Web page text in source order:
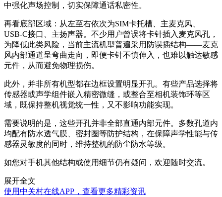
中强化声场控制，切实保障通话私密性。
再看底部区域：从左至右依次为SIM卡托槽、主麦克风、
USB-C接口、主扬声器。不少用户曾误将卡针插入麦克风孔，
为降低此类风险，当前主流机型普遍采用防误插结构——麦克
风内部通道呈弯曲走向，即便卡针不慎伸入，也难以触达敏感
元件，从而避免物理损伤。
此外，并非所有机型都在边框设置明显开孔。有些产品选择将
传感器或声学组件嵌入精密微缝，或整合至相机装饰环等区
域，既保持整机视觉统一性，又不影响功能实现。
需要说明的是，这些开孔并非全部直通内部元件。多数孔道内
均配有防水透气膜、密封圈等防护结构，在保障声学性能与传
感器灵敏度的同时，维持整机的防尘防水等级。
如您对手机其他结构或使用细节仍有疑问，欢迎随时交流。
展开全文
使用中关村在线APP，查看更多精彩资讯